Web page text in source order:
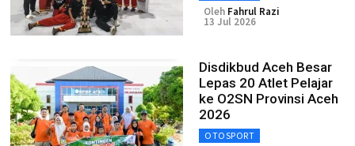
Oleh Fahrul Razi
13 Jul 2026
Disdikbud Aceh Besar
Lepas 20 Atlet Pelajar
ke O2SN Provinsi Aceh
2026
OTOSPORT